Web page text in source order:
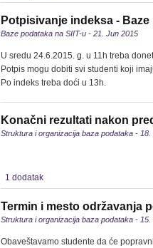
Potpisivanje indeksa -
Baze podataka na SIIT-u - 21. Jun 2015
U sredu 24.6.2015. g. u 11h treba
Potpis mogu dobiti svi studenti koji
Po indeks treba doći u 13h.
Konačni rezultati nakon
Struktura i organizacija baza podataka - 18.
1 dodatak
Termin i mesto održavanja
Struktura i organizacija baza podataka - 15.
Obaveštavamo studente da će